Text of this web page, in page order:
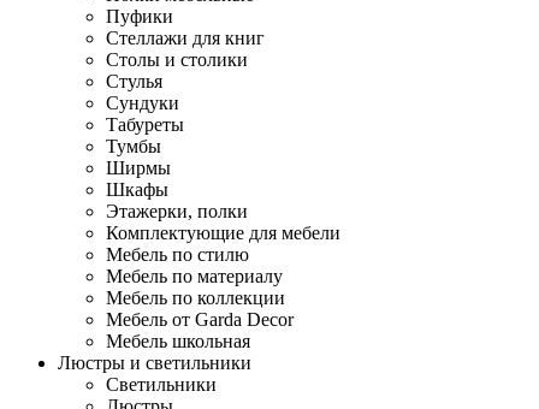
Пуфики
Стеллажи для книг
Столы и столики
Стулья
Сундуки
Табуреты
Тумбы
Ширмы
Шкафы
Этажерки, полки
Комплектующие для мебели
Мебель по стилю
Мебель по материалу
Мебель по коллекции
Мебель от Garda Decor
Мебель школьная
Люстры и светильники
Светильники